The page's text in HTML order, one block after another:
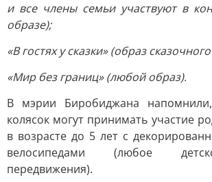
и все члены семьи участвуют в
образе);
«В гостях у сказки» (образ
«Мир без границ» (любой образ).
В мэрии Биробиджана
колясок могут принимать участие
в возрасте до 5 лет с
велосипедами (любое
передвижения).